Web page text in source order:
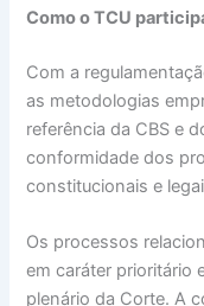
Como o TCU
Com a
as metodologias
referência da CBS e
conformidade dos
constitucionais e
Os processos
em caráter prioritário
plenário da Corte. A